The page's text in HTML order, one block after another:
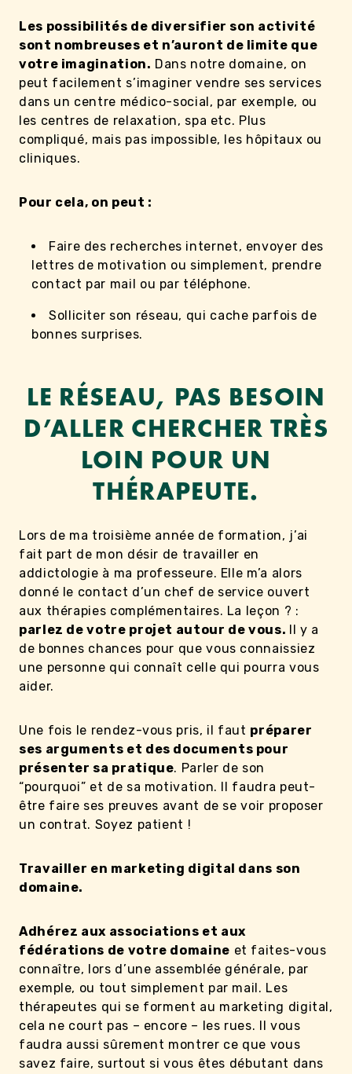
Les possibilités de diversifier son activité
sont nombreuses et n’auront de limite que
votre imagination. Dans notre domaine, on
peut facilement s’imaginer vendre ses services
dans un centre médico-social, par exemple, ou
les centres de relaxation, spa etc. Plus
compliqué, mais pas impossible, les hôpitaux ou
cliniques.
Pour cela, on peut :
Faire des recherches internet, envoyer des
lettres de motivation ou simplement, prendre
contact par mail ou par téléphone.
Solliciter son réseau, qui cache parfois de
bonnes surprises.
LE RÉSEAU, PAS BESOIN
D’ALLER CHERCHER TRÈS
LOIN POUR UN
THÉRAPEUTE.
Lors de ma troisième année de formation, j’ai
fait part de mon désir de travailler en
addictologie à ma professeure. Elle m’a alors
donné le contact d’un chef de service ouvert
aux thérapies complémentaires. La leçon ? :
parlez de votre projet autour de vous. Il y a
de bonnes chances pour que vous connaissiez
une personne qui connaît celle qui pourra vous
aider.
Une fois le rendez-vous pris, il faut préparer
ses arguments et des documents pour
présenter sa pratique. Parler de son
“pourquoi” et de sa motivation. Il faudra peut-
être faire ses preuves avant de se voir proposer
un contrat. Soyez patient !
Travailler en marketing digital dans son
domaine.
Adhérez aux associations et aux
fédérations de votre domaine et faites-vous
connaître, lors d’une assemblée générale, par
exemple, ou tout simplement par mail. Les
thérapeutes qui se forment au marketing digital,
cela ne court pas – encore – les rues. Il vous
faudra aussi sûrement montrer ce que vous
savez faire, surtout si vous êtes débutant dans